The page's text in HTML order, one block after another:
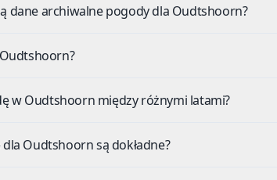
dane archiwalne pogody dla Oudtshoorn?
w Oudtshoorn między różnymi latami?
Oudtshoorn są dokładne?